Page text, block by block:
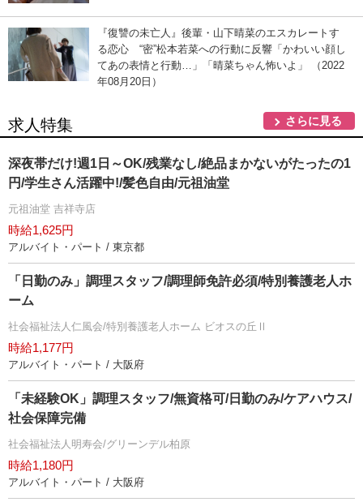
『復讐の未亡人』後輩・山下晴菜のエスカレートす
る恋心 “密”松本若菜への行動に反響「かわいい顔し
てあの表情と行動…」「晴菜ちゃん怖いよ」 （2022
年08月20日）
求人特集 さらに見る
深夜帯だけ!週1日～OK/残業なし/絶品まかないがたったの1
円/学生さん活躍中!/髪色自由/元祖油堂
元祖油堂 吉祥寺店
時給1,625円
アルバイト・パート / 東京都
「日勤のみ」調理スタッフ/調理師免許必須/特別養護老人ホ
ーム
社会福祉法人仁風会/特別養護老人ホーム ビオスの丘Ⅱ
時給1,177円
アルバイト・パート / 大阪府
「未経験OK」調理スタッフ/無資格可/日勤のみ/ケアハウス/
社会保障完備
社会福祉法人明寿会/グリーンデル柏原
時給1,180円
アルバイト・パート / 大阪府